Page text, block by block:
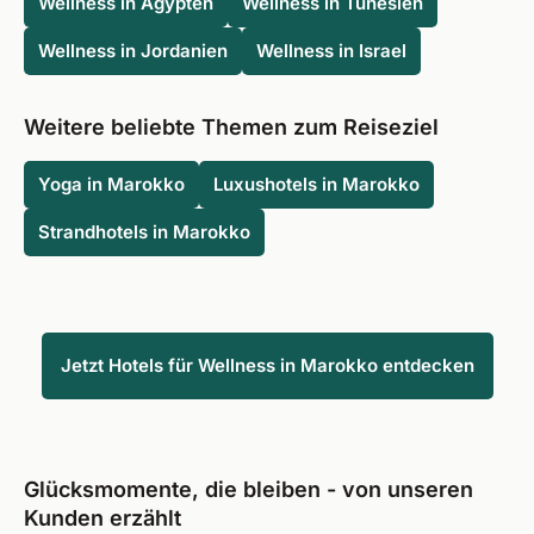
Wellness in Jordanien Wellness in Israel
Weitere beliebte Themen zum Reiseziel
Yoga in Marokko Luxushotels in Marokko
Strandhotels in Marokko
Jetzt Hotels für Wellness in Marokko entdecken
Glücksmomente, die bleiben - von unseren
Kunden erzählt